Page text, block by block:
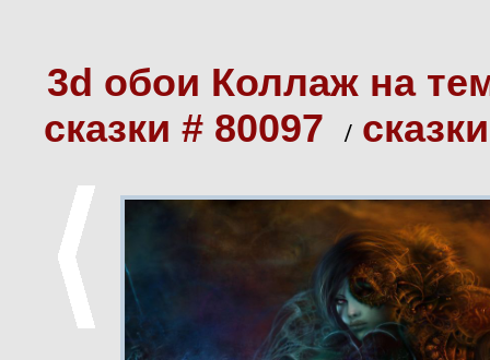
3d обои Коллаж на
сказки # 80097
/ сказки